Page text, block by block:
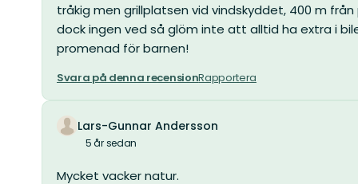
tråkig men grillplatsen vid vindskyddet, 400 m
dock ingen ved så glöm inte att alltid ha extra i
promenad för barnen!
Svara på denna recensionRapportera
Lars-Gunnar Andersson
5 år sedan
Mycket vacker natur.